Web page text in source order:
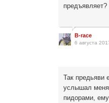
предъявляет?
B-race
6 августа
Так предьяви
услышал
пидорами,